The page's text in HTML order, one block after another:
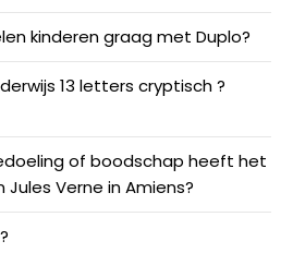
kinderen graag met Duplo?
13 letters cryptisch ?
of boodschap heeft het
Verne in Amiens?